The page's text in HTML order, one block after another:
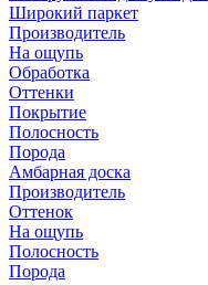
Широкий паркет
Производитель
На ощупь
Обработка
Оттенки
Покрытие
Полосность
Порода
Амбарная доска
Производитель
Оттенок
На ощупь
Полосность
Порода